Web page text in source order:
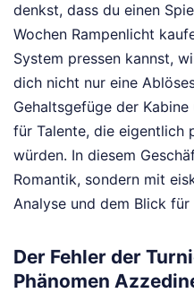
denkst, dass du einen
Wochen Rampenlicht
System pressen kannst,
dich nicht nur eine
Gehaltsgefüge der
für Talente, die eigentlich
würden. In diesem
Romantik, sondern mit
Analyse und dem Blick
Der Fehler der
Phänomen